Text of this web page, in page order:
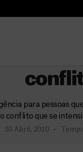
para pessoas
conflito que se
30 Abril, 2010